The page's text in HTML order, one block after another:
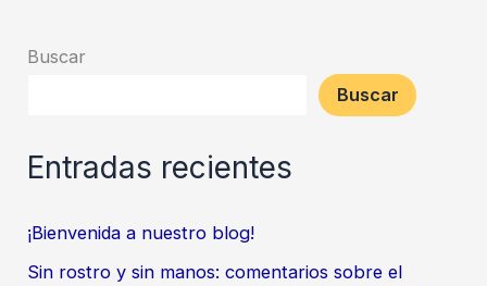
Buscar
Buscar
Entradas recientes
¡Bienvenida a nuestro blog!
Sin rostro y sin manos: comentarios sobre el